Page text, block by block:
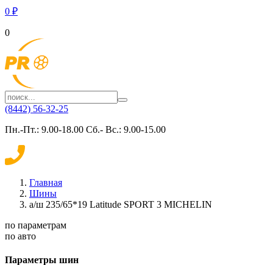
0 ₽
0
(8442) 56-32-25
Пн.-Пт.: 9.00-18.00 Сб.- Вс.: 9.00-15.00
Главная
Шины
а/ш 235/65*19 Latitude SPORT 3 MICHELIN
по параметрам
по авто
Параметры шин